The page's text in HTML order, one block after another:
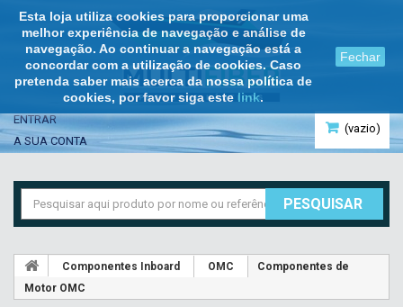
Esta loja utiliza cookies para proporcionar uma
melhor experiência de navegação e análise de
navegação. Ao continuar a navegação está a
concordar com a utilização de cookies. Caso
pretenda saber mais acerca da nossa política de
cookies, por favor siga este link.
Fechar
(vazio)
ENTRAR
A SUA CONTA
PESQUISAR
Componentes Inboard OMC
Componentes de
Motor OMC